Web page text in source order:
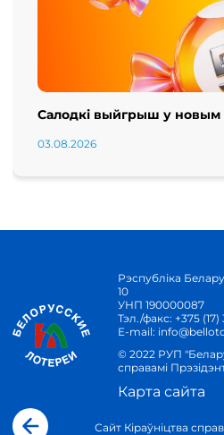
Салодкі выйгрыш у
03.08.2026
Рэспубліка
10
УНП 190000087
Тэл./факс: +375
E-mail:
© 2022 РУП
справамі
Карта сайта
Сайт Кіраўніцтва